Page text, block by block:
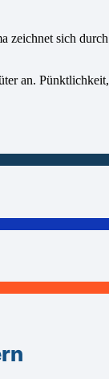
zeichnet sich
an.